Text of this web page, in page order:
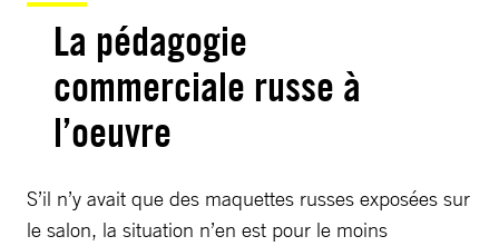
La pédagogie
commerciale russe à
l’oeuvre
S’il n’y avait que des maquettes russes exposées sur
le salon, la situation n’en est pour le moins